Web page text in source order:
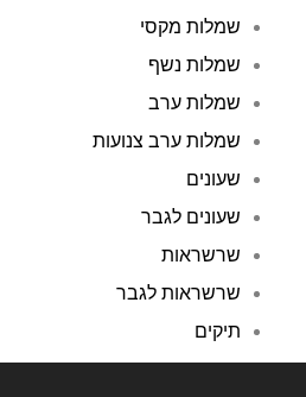
שמלות מקסי
שמלות נשף
שמלות ערב
שמלות ערב צנועות
שעונים
שעונים לגבר
שרשראות
שרשראות לגבר
תיקים